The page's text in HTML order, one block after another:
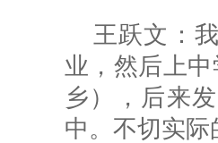
王跃文：
业，然后上
乡），后来
中。不切实